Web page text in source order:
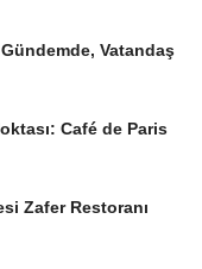
Vatandaş
Café de Paris
Zafer Restoranı